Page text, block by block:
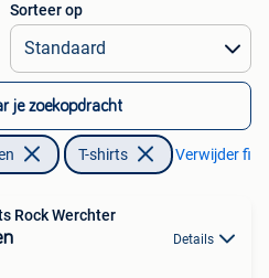
Sorteer op
je zoekopdracht
T-shirts Verwijder
Rock Werchter
Details